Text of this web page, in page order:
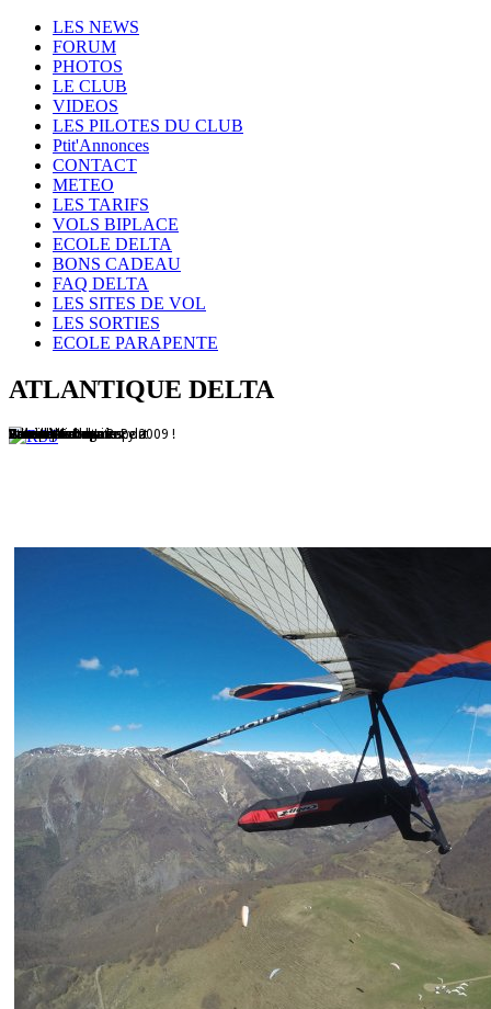
LES NEWS
FORUM
PHOTOS
LE CLUB
VIDEOS
LES PILOTES DU CLUB
Ptit'Annonces
CONTACT
METEO
LES TARIFS
VOLS BIPLACE
ECOLE DELTA
BONS CADEAU
FAQ DELTA
LES SITES DE VOL
LES SORTIES
ECOLE PARAPENTE
ATLANTIQUE DELTA
Treuil à Cabanac
Un club de copains
Lanzarote
Patrick et son Litesport
Vols sur les dunes
Hourtin
Vol sur les dunes
Compétitions
Atlantique Delta Race 2009 !
Vol en Montagne...
Vol sur la dune du Pyla